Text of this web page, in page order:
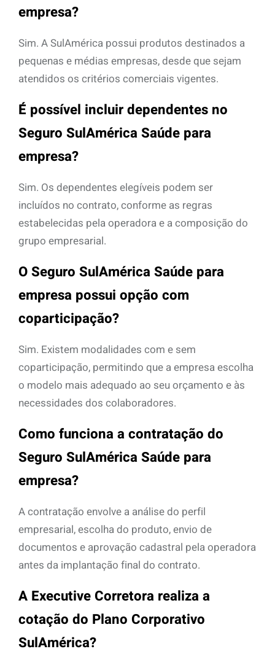
empresa?
Sim. A SulAmérica possui produtos destinados a
pequenas e médias empresas, desde que sejam
atendidos os critérios comerciais vigentes.
É possível incluir dependentes no
Seguro SulAmérica Saúde para
empresa?
Sim. Os dependentes elegíveis podem ser
incluídos no contrato, conforme as regras
estabelecidas pela operadora e a composição do
grupo empresarial.
O Seguro SulAmérica Saúde para
empresa possui opção com
coparticipação?
Sim. Existem modalidades com e sem
coparticipação, permitindo que a empresa escolha
o modelo mais adequado ao seu orçamento e às
necessidades dos colaboradores.
Como funciona a contratação do
Seguro SulAmérica Saúde para
empresa?
A contratação envolve a análise do perfil
empresarial, escolha do produto, envio de
documentos e aprovação cadastral pela operadora
antes da implantação final do contrato.
A Executive Corretora realiza a
cotação do Plano Corporativo
SulAmérica?